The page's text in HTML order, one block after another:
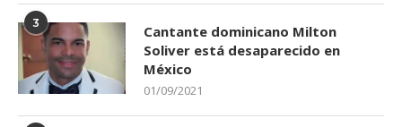
3
Cantante dominicano Milton
Soliver está desaparecido en
México
01/09/2021